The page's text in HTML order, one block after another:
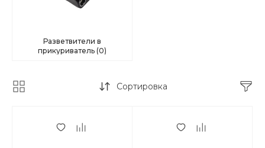
Разветвители в
прикуриватель (0)
Сортировка